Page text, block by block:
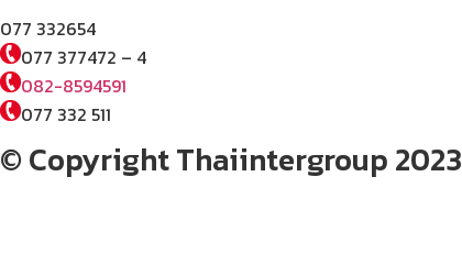
077 332654
077 377472 – 4
082-8594591
077 332 511
© Copyright Thaiintergroup 2023